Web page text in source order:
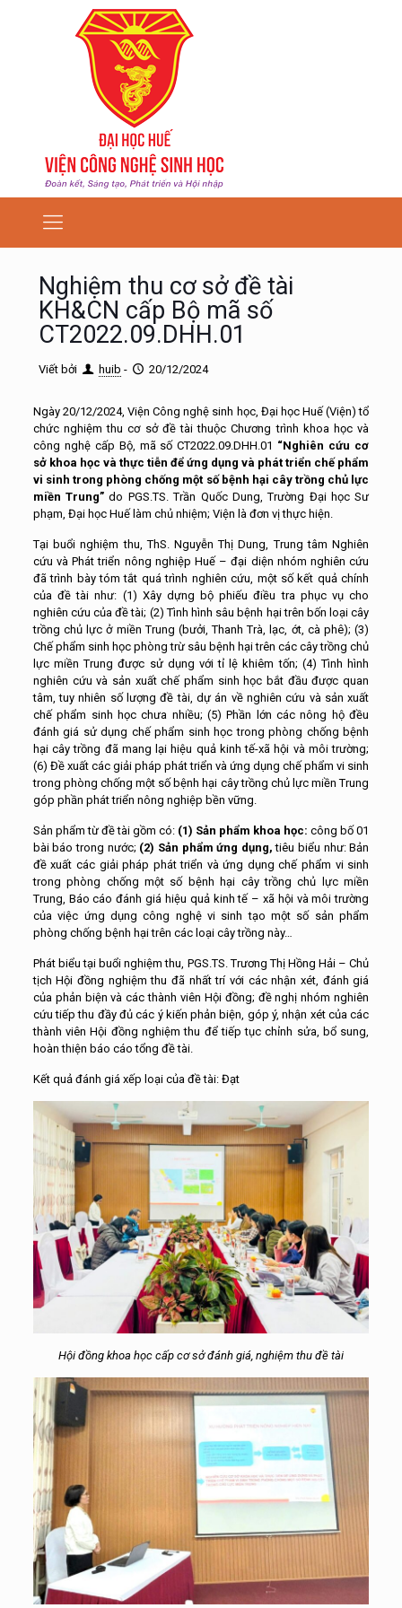
Nghiệm thu cơ sở đề tài
KH&CN cấp Bộ mã số
CT2022.09.DHH.01
Viết bởi huib - 20/12/2024
Ngày 20/12/2024, Viện Công nghệ sinh học, Đại học Huế (Viện) tổ
chức nghiệm thu cơ sở đề tài thuộc Chương trình khoa học và
công nghệ cấp Bộ, mã số CT2022.09.DHH.01 “Nghiên cứu cơ
sở khoa học và thực tiễn để ứng dụng và phát triển chế phẩm
vi sinh trong phòng chống một số bệnh hại cây trồng chủ lực
miền Trung” do PGS.TS. Trần Quốc Dung, Trường Đại học Sư
phạm, Đại học Huế làm chủ nhiệm; Viện là đơn vị thực hiện.
Tại buổi nghiệm thu, ThS. Nguyễn Thị Dung, Trung tâm Nghiên
cứu và Phát triển nông nghiệp Huế – đại diện nhóm nghiên cứu
đã trình bày tóm tắt quá trình nghiên cứu, một số kết quả chính
của đề tài như: (1) Xây dựng bộ phiếu điều tra phục vụ cho
nghiên cứu của đề tài; (2) Tình hình sâu bệnh hại trên bốn loại cây
trồng chủ lực ở miền Trung (bưởi, Thanh Trà, lạc, ớt, cà phê); (3)
Chế phẩm sinh học phòng trừ sâu bệnh hại trên các cây trồng chủ
lực miền Trung được sử dụng với tỉ lệ khiêm tốn; (4) Tình hình
nghiên cứu và sản xuất chế phẩm sinh học bắt đầu được quan
tâm, tuy nhiên số lượng đề tài, dự án về nghiên cứu và sản xuất
chế phẩm sinh học chưa nhiều; (5) Phần lớn các nông hộ đều
đánh giá sử dụng chế phẩm sinh học trong phòng chống bệnh
hại cây trồng đã mang lại hiệu quả kinh tế-xã hội và môi trường;
(6) Đề xuất các giải pháp phát triển và ứng dụng chế phẩm vi sinh
trong phòng chống một số bệnh hại cây trồng chủ lực miền Trung
góp phần phát triển nông nghiệp bền vững.
Sản phẩm từ đề tài gồm có: (1) Sản phẩm khoa học: công bố 01
bài báo trong nước; (2) Sản phẩm ứng dụng, tiêu biểu như: Bản
đề xuất các giải pháp phát triển và ứng dụng chế phẩm vi sinh
trong phòng chống một số bệnh hại cây trồng chủ lực miền
Trung, Báo cáo đánh giá hiệu quả kinh tế – xã hội và môi trường
của việc ứng dụng công nghệ vi sinh tạo một số sản phẩm
phòng chống bệnh hại trên các loại cây trồng này…
Phát biểu tại buổi nghiệm thu, PGS.TS. Trương Thị Hồng Hải – Chủ
tịch Hội đồng nghiệm thu đã nhất trí với các nhận xét, đánh giá
của phản biện và các thành viên Hội đồng; đề nghị nhóm nghiên
cứu tiếp thu đầy đủ các ý kiến phản biện, góp ý, nhận xét của các
thành viên Hội đồng nghiệm thu để tiếp tục chỉnh sửa, bổ sung,
hoàn thiện báo cáo tổng đề tài.
Kết quả đánh giá xếp loại của đề tài: Đạt
Hội đồng khoa học cấp cơ sở đánh giá, nghiệm thu đề tài